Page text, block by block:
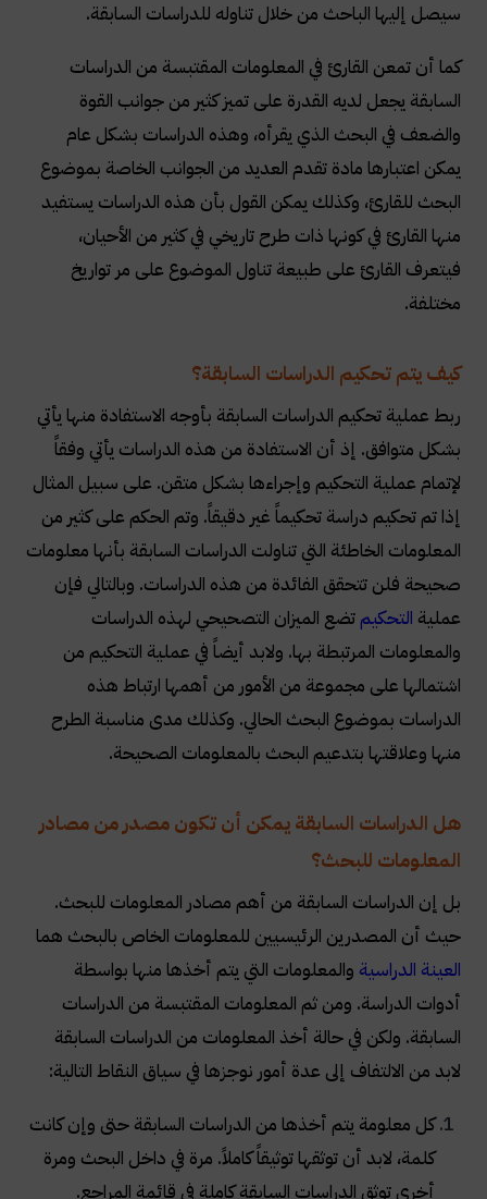
سيصل إليها الباحث من خلال تناوله للدراسات السابقة.
كما أن تمعن القارئ في المعلومات المقتبسة من الدراسات
السابقة يجعل لديه القدرة على تميز كثير من جوانب القوة
والضعف في البحث الذي يقرأه، وهذه الدراسات بشكل عام
يمكن اعتبارها مادة تقدم العديد من الجوانب الخاصة بموضوع
البحث للقارئ، وكذلك يمكن القول بأن هذه الدراسات يستفيد
منها القارئ في كونها ذات طرح تاريخي في كثير من الأحيان،
فيتعرف القارئ على طبيعة تناول الموضوع على مر تواريخ
مختلفة.
كيف يتم تحكيم الدراسات السابقة؟
ربط عملية تحكيم الدراسات السابقة بأوجه الاستفادة منها يأتي
بشكل متوافق. إذ أن الاستفادة من هذه الدراسات يأتي وفقاً
لإتمام عملية التحكيم وإجراءها بشكل متقن. على سبيل المثال
إذا تم تحكيم دراسة تحكيماً غير دقيقاً. وتم الحكم على كثير من
المعلومات الخاطئة التي تناولت الدراسات السابقة بأنها معلومات
صحيحة فلن تتحقق الفائدة من هذه الدراسات. وبالتالي فإن
عملية التحكيم تضع الميزان التصحيحي لهذه الدراسات
والمعلومات المرتبطة بها. ولابد أيضاً في عملية التحكيم من
اشتمالها على مجموعة من الأمور من أهمها ارتباط هذه
الدراسات بموضوع البحث الحالي. وكذلك مدى مناسبة الطرح
منها وعلاقتها بتدعيم البحث بالمعلومات الصحيحة.
هل الدراسات السابقة يمكن أن تكون مصدر من مصادر
المعلومات للبحث؟
بل إن الدراسات السابقة من أهم مصادر المعلومات للبحث.
حيث أن المصدرين الرئيسيين للمعلومات الخاص بالبحث هما
العينة الدراسية والمعلومات التي يتم أخذها منها بواسطة
أدوات الدراسة. ومن ثم المعلومات المقتبسة من الدراسات
السابقة. ولكن في حالة أخذ المعلومات من الدراسات السابقة
لابد من الالتفاف إلى عدة أمور نوجزها في سياق النقاط التالية:
كل معلومة يتم أخذها من الدراسات السابقة حتى وإن كانت
كلمة، لابد أن توثقها توثيقاً كاملاً. مرة في داخل البحث ومرة
أخرى توثق الدراسات السابقة كاملة في قائمة المراجع.